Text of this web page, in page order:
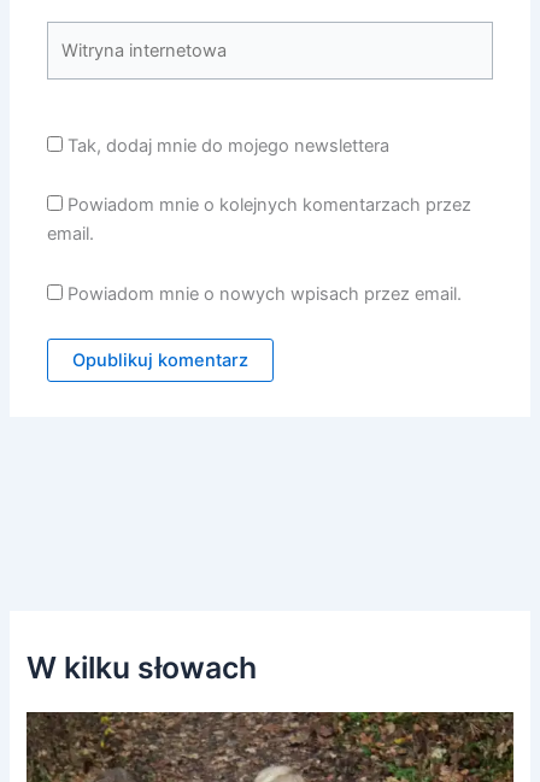
internetowa
Tak, dodaj mnie do mojego newslettera
Powiadom mnie o kolejnych komentarzach przez
email.
Powiadom mnie o nowych wpisach przez email.
W kilku słowach